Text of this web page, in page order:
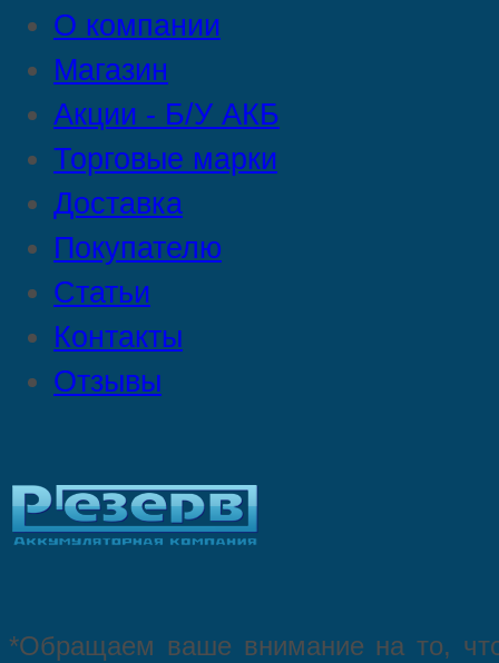
О компании
Магазин
Акции - Б/У АКБ
Торговые марки
Доставка
Покупателю
Статьи
Контакты
Отзывы
*Oбращаем вaше внимaние нa то,